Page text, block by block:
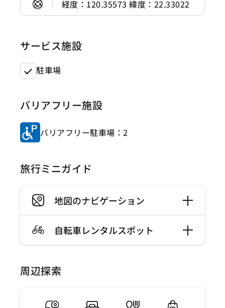
経度：120.35573 緯度：22.33022
サービス施設
駐車場
バリアフリー施設
バリアフリー駐車場：2
旅行ミニガイド
地図のナビゲーション
自転車レンタルスポット
周辺探索